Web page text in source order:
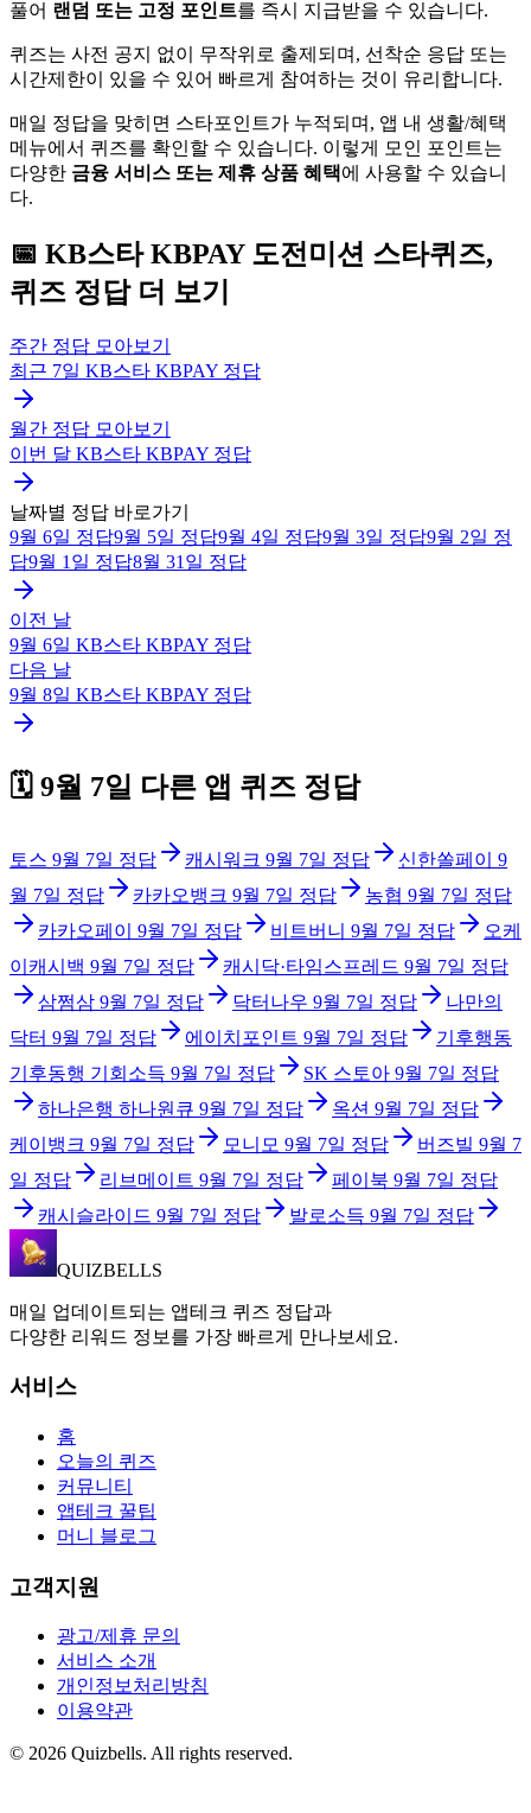
풀어 랜덤 또는 고정 포인트를 즉시 지급받을 수 있습니다.
퀴즈는 사전 공지 없이 무작위로 출제되며, 선착순 응답 또는
시간제한이 있을 수 있어 빠르게 참여하는 것이 유리합니다.
매일 정답을 맞히면 스타포인트가 누적되며, 앱 내 생활/혜택
메뉴에서 퀴즈를 확인할 수 있습니다. 이렇게 모인 포인트는
다양한 금융 서비스 또는 제휴 상품 혜택에 사용할 수 있습니
다.
📅 KB스타 KBPAY 도전미션 스타퀴즈,
퀴즈 정답 더 보기
주간 정답 모아보기
최근 7일 KB스타 KBPAY 정답
월간 정답 모아보기
이번 달 KB스타 KBPAY 정답
날짜별 정답 바로가기
9월 6일 정답9월 5일 정답9월 4일 정답9월 3일 정답9월 2일 정
답9월 1일 정답8월 31일 정답
이전 날
9월 6일 KB스타 KBPAY 정답
다음 날
9월 8일 KB스타 KBPAY 정답
🗓️ 9월 7일 다른 앱 퀴즈 정답
토스 9월 7일 정답 캐시워크 9월 7일 정답 신한쏠페이
9
월 7일 정답 카카오뱅크 9월 7일 정답 농협 9월 7일 정답
카카오페이
9월 7일 정답 비트버니 9월 7일 정답
오케
이캐시백 9월 7일 정답 캐시닥·타임스프레드 9월 7일 정답
삼쩜삼 9월 7일 정답 닥터나우 9월 7일 정답
나만의
닥터 9월 7일 정답 에이치포인트 9월 7일 정답
기후행동
기후동행 기회소득 9월 7일 정답 SK 스토아 9월 7일 정답
하나은행 하나원큐 9월 7일 정답 옥션 9월 7일 정답
케이뱅크 9월 7일 정답 모니모 9월 7일 정답 버즈빌 9월 7
일 정답 리브메이트 9월 7일 정답 페이북 9월 7일 정답
캐시슬라이드 9월 7일 정답 발로소득 9월 7일 정답
QUIZBELLS
매일 업데이트되는 앱테크 퀴즈 정답과
다양한 리워드 정보를 가장 빠르게 만나보세요.
서비스
홈
오늘의 퀴즈
커뮤니티
앱테크 꿀팁
머니 블로그
고객지원
광고/제휴 문의
서비스 소개
개인정보처리방침
이용약관
© 2026 Quizbells. All rights reserved.